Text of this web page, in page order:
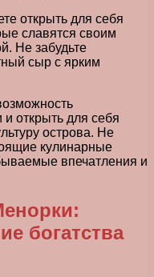
открыть для себя
славятся своим
Не забудьте
сыр с ярким
открыть для себя
острова. Не
кулинарные
впечатления и
богатства